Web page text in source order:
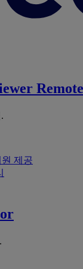
Remote
제공